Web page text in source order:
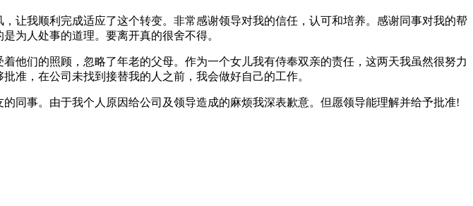
让我顺利完成适应了这个转变。非常感谢领导对我的信任，认可和培养。感谢同事对我的帮
为人处事的道理。要离开真的很舍不得。
他们的照顾，忽略了年老的父母。作为一个女儿我有侍奉双亲的责任，这两天我虽然很努力
准，在公司未找到接替我的人之前，我会做好自己的工作。
同事。由于我个人原因给公司及领导造成的麻烦我深表歉意。但愿领导能理解并给予批准!